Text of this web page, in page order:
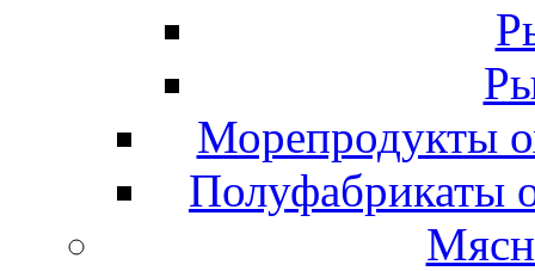
Морепродукты
Полуфабрикаты